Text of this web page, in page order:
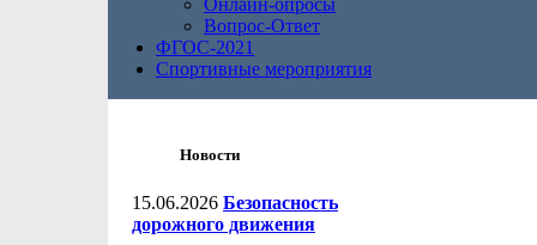
Онлайн-опросы
Вопрос-Ответ
ФГОС-2021
Спортивные мероприятия
Новости
15.06.2026 Безопасность
дорожного движения